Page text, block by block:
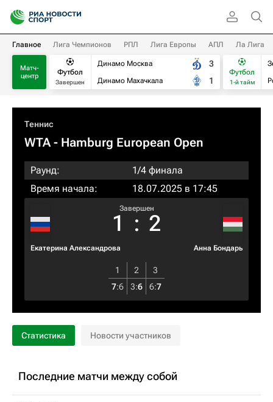
Главное Лига Чемпионов РПЛ Лига Европы АПЛ Ла Лига
Матч-
центр
Футбол
Завершен
Динамо Москва
Динамо Махачкала
3
1
Футбол
1-й тайм
Теннис
WTA- Hamburg European Open
Раунд:
1/4 финала
Время начала:
18.07.2025 в 17:45
Екатерина Александрова
Завершен
1 : 2
Анна Бондарь
1 2
3
7:6 3:6 6:7
Статистика Новости участников
Последние матчи между собой